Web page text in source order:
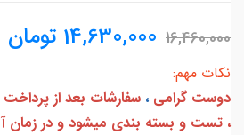
16,460,000
14,630,000 تومان
نکات مهم:
دوست گرامی ، سفارشات بعد از
، تست و بسته بندی میشود و در زمان